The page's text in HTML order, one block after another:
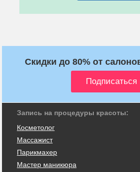
Скидки до 80% от
Запись на процедуры красоты:
Косметолог
Массажист
Парикмахер
Мастер маникюра